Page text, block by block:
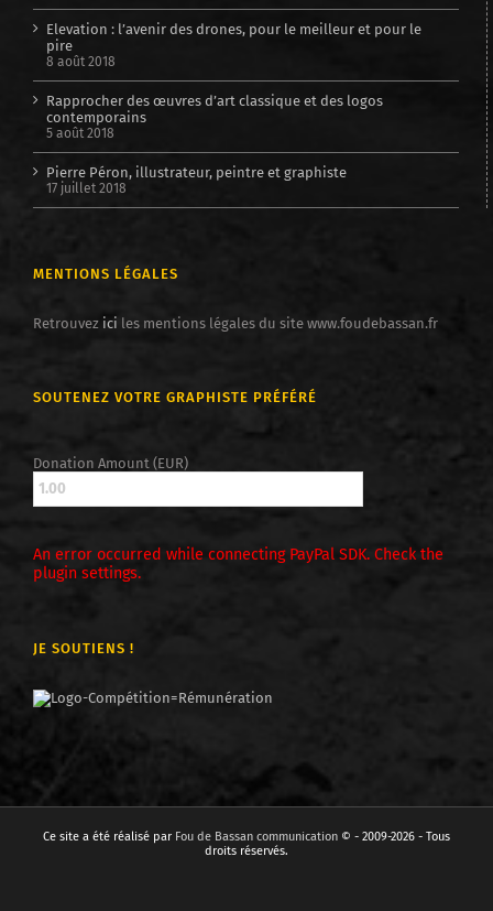
Elevation : l’avenir des drones, pour le meilleur et pour le
pire
8 août 2018
Rapprocher des œuvres d’art classique et des logos
contemporains
5 août 2018
Pierre Péron, illustrateur, peintre et graphiste
17 juillet 2018
MENTIONS LÉGALES
Retrouvez ici les mentions légales du site www.foudebassan.fr
SOUTENEZ VOTRE GRAPHISTE PRÉFÉRÉ
Donation Amount (EUR)
An error occurred while connecting PayPal SDK. Check the
plugin settings.
JE SOUTIENS !
Ce site a été réalisé par Fou de Bassan communication © - 2009-2026 - Tous
droits réservés.